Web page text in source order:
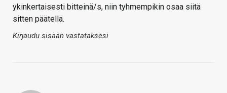
ykinkertaisesti bitteinä/s, niin tyhmempikin osaa siitä
sitten päätellä.
Kirjaudu sisään vastataksesi